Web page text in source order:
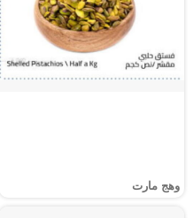
وهج مارت